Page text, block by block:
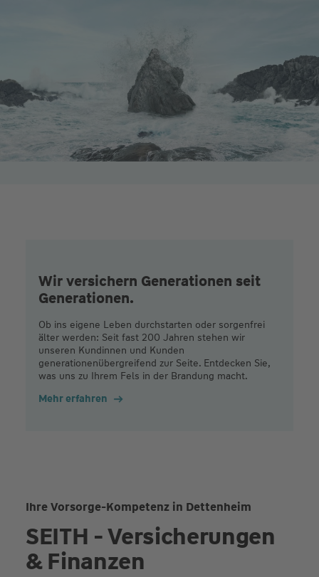
Wir versichern Generationen seit
Generationen.
Ob ins eigene Leben durchstarten oder sorgenfrei
älter werden: Seit fast 200 Jahren stehen wir
unseren Kundinnen und Kunden
generationenübergreifend zur Seite. Entdecken Sie,
was uns zu Ihrem Fels in der Brandung macht.
Mehr erfahren
Ihre Vorsorge-Kompetenz in Dettenheim
SEITH - Versicherungen
& Finanzen